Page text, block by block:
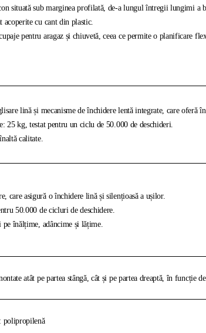
situată sub marginea profilată, de-a lungul întregii lungimi
cu cant din plastic.
pentru aragaz și chiuvetă, ceea ce permite o planificare
lină și mecanisme de închidere lentă integrate, care oferă
25 kg, testat pentru un ciclu de 50.000 de deschideri.
calitate.
care asigură o închidere lină și silențioasă a ușilor.
50.000 de cicluri de deschidere.
înălțime, adâncime și lățime.
atât pe partea stângă, cât și pe partea dreaptă, în funcție
polipropilenă